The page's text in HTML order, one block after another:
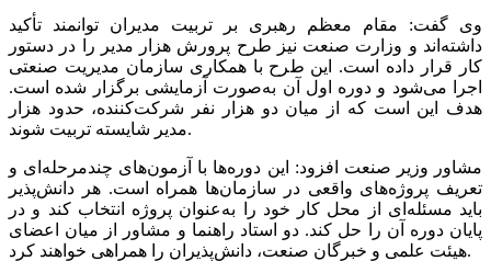
وی گفت: مقام معظم رهبری بر تربیت مدیران توانمند تأکید
داشته‌اند و وزارت صنعت نیز طرح پرورش هزار مدیر را در دستور
کار قرار داده است. این طرح با همکاری سازمان مدیریت صنعتی
اجرا می‌شود و دوره اول آن به‌صورت آزمایشی برگزار شده است.
هدف این است که از میان دو هزار نفر شرکت‌کننده، حدود هزار
مدیر شایسته تربیت شوند.
مشاور وزیر صنعت افزود: این دوره‌ها با آزمون‌های چندمرحله‌ای و
تعریف پروژه‌های واقعی در سازمان‌ها همراه است. هر دانش‌پذیر
باید مسئله‌ای از محل کار خود را به‌عنوان پروژه انتخاب کند و در
پایان دوره آن را حل کند. دو استاد راهنما و مشاور از میان اعضای
هیئت علمی و خبرگان صنعت، دانش‌پذیران را همراهی خواهند کرد.